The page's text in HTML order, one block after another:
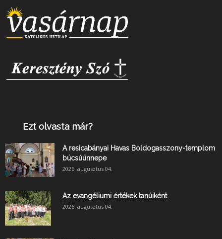
Ezt olvasta már?
A resicabányai Havas Boldogasszony-templom
búcsúünnepe
2026. augusztus 04.
Az evangéliumi értékek tanúiként
2026. augusztus 04.